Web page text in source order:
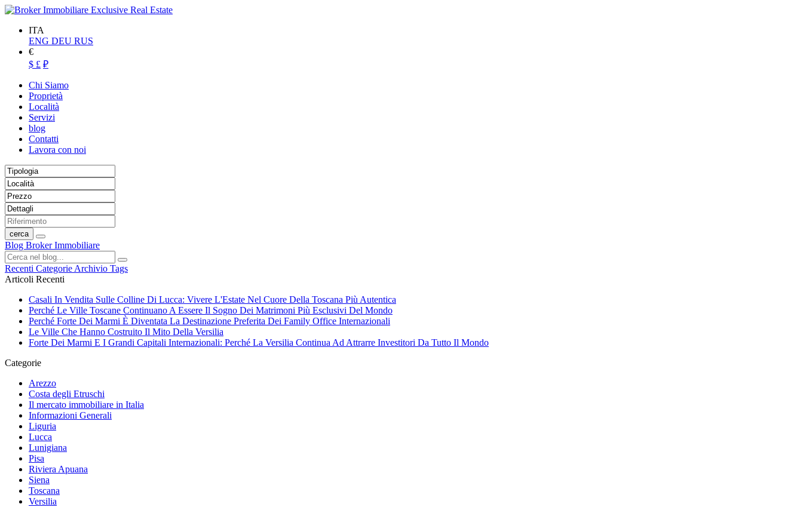
ITA
ENG DEU RUS
€
$ £ ₽
Chi Siamo
Proprietà
Località
Servizi
blog
Contatti
Lavora con noi
cerca
Blog Broker Immobiliare
Recenti Categorie Archivio Tags
Articoli Recenti
Casali In Vendita Sulle Colline Di Lucca: Vivere L'Estate Nel Cuore Della Toscana Più Autentica
Perché Le Ville Toscane Continuano A Essere Il Sogno Dei Matrimoni Più Esclusivi Del Mondo
Perché Forte Dei Marmi È Diventata La Destinazione Preferita Dei Family Office Internazionali
Le Ville Che Hanno Costruito Il Mito Della Versilia
Forte Dei Marmi E I Grandi Capitali Internazionali: Perché La Versilia Continua Ad Attrarre Investitori Da Tutto Il Mondo
Categorie
Arezzo
Costa degli Etruschi
Il mercato immobiliare in Italia
Informazioni Generali
Liguria
Lucca
Lunigiana
Pisa
Riviera Apuana
Siena
Toscana
Versilia